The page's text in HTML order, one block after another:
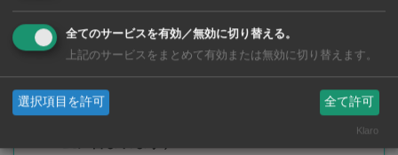
「求人詳細」ページ（料金に含まれます）
「社員の声」ページ（料金に含まれます）
「企業紹介」ページ（企業概要600文字まで料
全てのサービスを有効／無効に切り替える。
上記のサービスをまとめて有効または無効に切り替えます。
選択項目を許可 全て許可
Klaro